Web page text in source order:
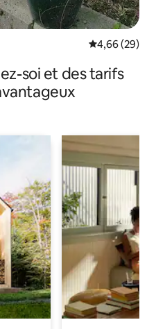
Évaluation
4,66 (29)
soi et des tarifs